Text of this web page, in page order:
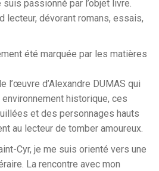
passionné par l’objet livre.
lecteur, dévorant romans, essais,
été marquée par les matières
l’œuvre d’Alexandre DUMAS qui
historique, ces
et des personnages hauts
au lecteur de tomber amoureux.
Cyr, je me suis orienté vers une
La rencontre avec mon